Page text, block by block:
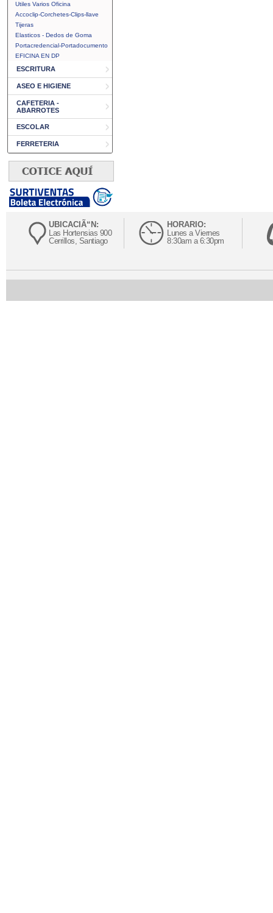
Utiles Varios Oficina
Accoclip-Corchetes-Clips-llave
Tijeras
Elasticos - Dedos de Goma
Portacredencial-Portadocumento
EFICINA EN DP
ESCRITURA
ASEO E HIGIENE
CAFETERIA -
ABARROTES
ESCOLAR
FERRETERIA
UBICACIÃ“N:
Las Hortensias 900
Cerrillos, Santiago
HORARIO:
Lunes a Viernes
8:30am a 6:30pm